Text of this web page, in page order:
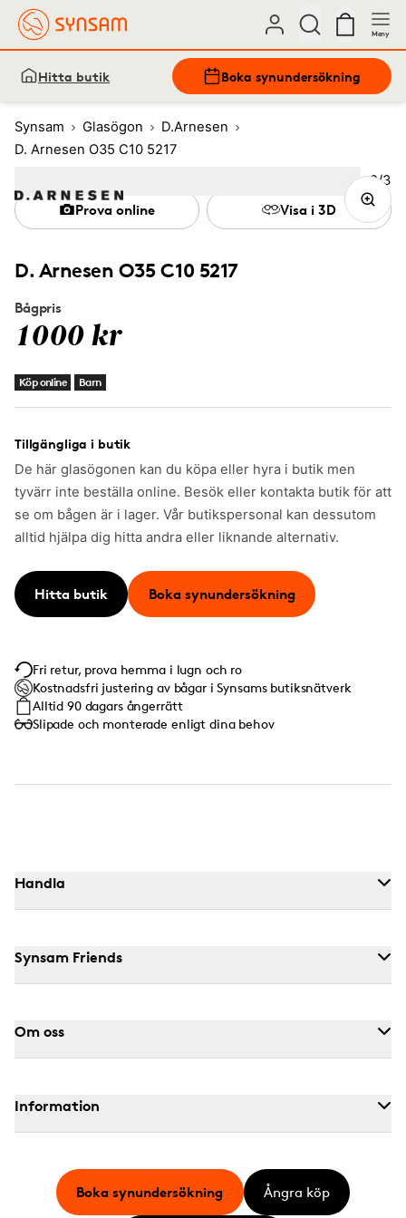
Meny
Hitta butik Boka synundersökning
Synsam Glasögon
D.Arnesen
D. Arnesen O35 C10 5217
D. Arnesen O35 C10 5217
Bågpris
1000 kr
Köp online Barn
Tillgängliga i butik
De här glasögonen kan du köpa eller hyra i butik men
tyvärr inte beställa online. Besök eller kontakta butik för att
se om bågen är i lager. Vår butikspersonal kan dessutom
alltid hjälpa dig hitta andra eller liknande alternativ.
Hitta butik Boka synundersökning
Prova online Visa i 3D
Fri retur, prova hemma i lugn och ro
Kostnadsfri justering av bågar i Synsams butiksnätverk
Alltid 90 dagars ångerrätt
Slipade och monterade enligt dina behov
Bild
2/3
Image 1 3
Handla
Synsam Friends
Om oss
Information
Boka synundersökning Ångra köp